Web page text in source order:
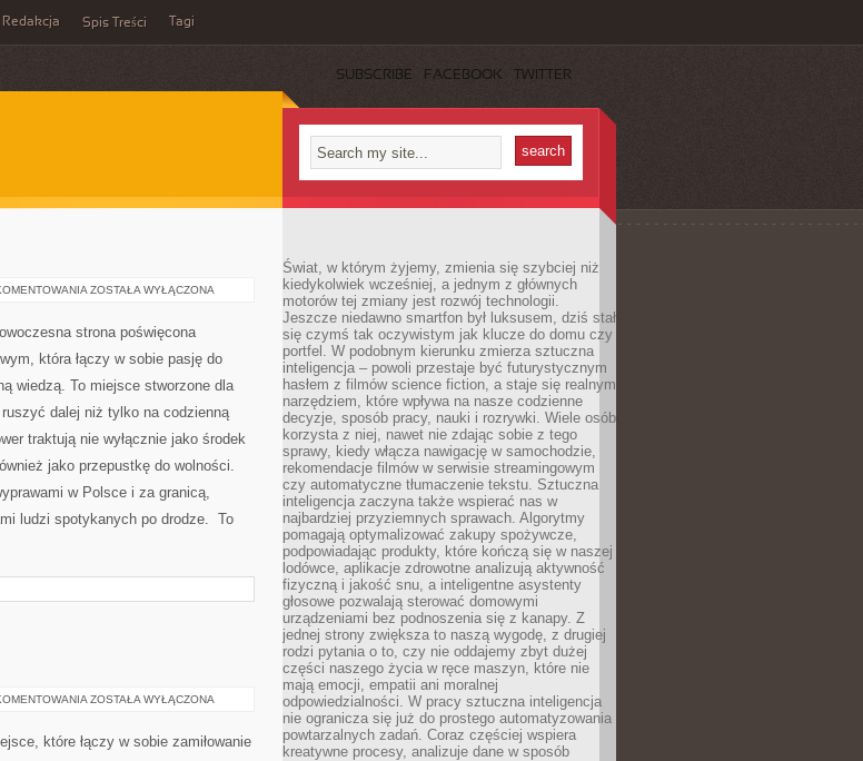
Redakcja Spis Treści Tagi
SUBSCRIBE FACEBOOK TWITTER
WEEKENDOWE
ZOSTAŁA WYŁĄCZONA
strona poświęcona
która łączy w sobie pasję do
wiedzą. To miejsce stworzone dla
dalej niż tylko na codzienną
traktują nie wyłącznie jako środek
jako przepustkę do wolności.
w Polsce i za granicą,
ludzi spotykanych po drodze. To
MICOPLUS
ZOSTAŁA WYŁĄCZONA
które łączy w sobie zamiłowanie
Świat, w którym żyjemy, zmienia się szybciej niż
kiedykolwiek wcześniej, a jednym z głównych
motorów tej zmiany jest rozwój technologii.
Jeszcze niedawno smartfon był luksusem, dziś stał
się czymś tak oczywistym jak klucze do domu czy
portfel. W podobnym kierunku zmierza sztuczna
inteligencja – powoli przestaje być futurystycznym
hasłem z filmów science fiction, a staje się realnym
narzędziem, które wpływa na nasze codzienne
decyzje, sposób pracy, nauki i rozrywki. Wiele osób
korzysta z niej, nawet nie zdając sobie z tego
sprawy, kiedy włącza nawigację w samochodzie,
rekomendacje filmów w serwisie streamingowym
czy automatyczne tłumaczenie tekstu. Sztuczna
inteligencja zaczyna także wspierać nas w
najbardziej przyziemnych sprawach. Algorytmy
pomagają optymalizować zakupy spożywcze,
podpowiadając produkty, które kończą się w naszej
lodówce, aplikacje zdrowotne analizują aktywność
fizyczną i jakość snu, a inteligentne asystenty
głosowe pozwalają sterować domowymi
urządzeniami bez podnoszenia się z kanapy. Z
jednej strony zwiększa to naszą wygodę, z drugiej
rodzi pytania o to, czy nie oddajemy zbyt dużej
części naszego życia w ręce maszyn, które nie
mają emocji, empatii ani moralnej
odpowiedzialności. W pracy sztuczna inteligencja
nie ogranicza się już do prostego automatyzowania
powtarzalnych zadań. Coraz częściej wspiera
kreatywne procesy, analizuje dane w sposób